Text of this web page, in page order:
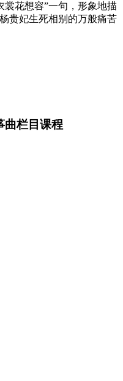
裳花想容”一句，形象地描
贵妃生死相别的万般痛苦
栏目 课程